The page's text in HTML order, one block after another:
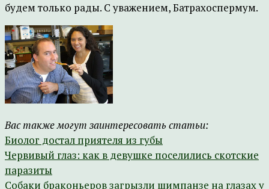
будем только рады. С уважением, Батрахоспермум.
Вас также могут заинтересовать статьи:
Биолог достал приятеля из губы
Червивый глаз: как в девушке поселились скотские
паразиты
Собаки браконьеров загрызли шимпанзе на глазах у